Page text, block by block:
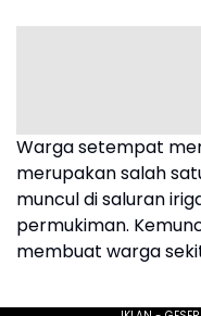
Warga setempat
merupakan salah
muncul di saluran
permukiman.
membuat warga